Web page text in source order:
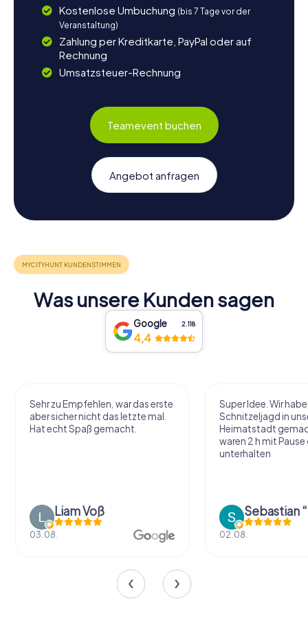
Kostenlose Umbuchung (bis 7 Tage vor der
Veranstaltung)
Zahlung per Kreditkarte, PayPal oder auf
Rechnung
Umsatzsteuer-Rechnung
Teamevent buchen
Angebot anfragen
Was unsere Kunden sagen
Google 2.118
4,4
Sehr zu Empfehlen, war das erste
aber sicher nicht das letzte mal.
Hat echt Spaß gemacht.
Liam Voß
03.08.
Super Idee. Wir
Schnitzeljagd in
Heimatstadt
waren 2 h mit
unterhalten
02.08.